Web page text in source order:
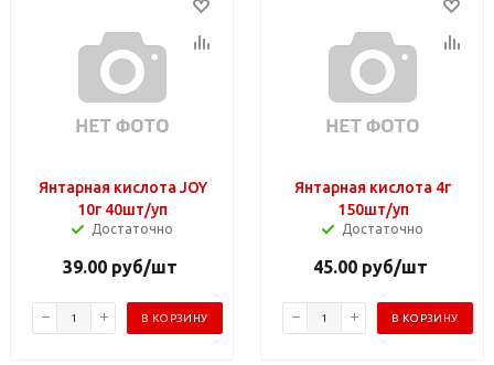
Янтарная кислота JOY
10г 40шт/уп
Достаточно
39.00 руб/шт
В КОРЗИНУ
Янтарная кислота 4г
150шт/уп
Достаточно
45.00 руб/шт
В КОРЗИНУ